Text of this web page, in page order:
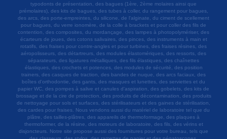
typodonts de présentation, des bagues (1ère, 2ème molaires ainsi que
prémolaires), des kits de bagues, des tubes à coller, du rangement pour bagues,
des arcs, des porte-empreintes, du silicone, de l'alginate, du ciment de scellement
pour bagues, du verre ionomère, de la colle à brackets et pour coller des fils de
contention, des composites, du mordançage, des lampes à photopolymériser, des
écarteurs de joues, des cotons salivaires, des pinces, des instruments à main et
rotatifs, des fraises pour contre-angles et pour turbines, des fraises résines, des
aéropolisseurs, des détartreurs, des modules élastomériques, des ressorts, des
séparateurs, des ligatures métalliques, des fils élastiques, des chaînettes
élastiques, des crochets et potences, des modules de sécurité, des position
trainers, des casques de traction, des bandes de nuque, des arcs faciaux, des
boîtes d'orthodontie, des gants, des masques et lunettes, des serviettes et du
papier WC, des pompes à salive et canules d'aspiration, des gobelets, des kits de
brossage et de la cire de protection, des produits de décontamination, des produits
de nettoyage pour sols et surfaces, des stérilisateurs et des gaines de stérilisation,
des cardes pour fraises. Nous vendons aussi du matériel de laboratoire tel que du
plâtre, des tailles-plâtres, des appareils de thermoformage, des plaques à
thermoformer, de la résine, des moteurs de laboratoire, des fils, des vérins et
disjoncteurs. Notre site propose aussi des fournitures pour votre bureau, tels que